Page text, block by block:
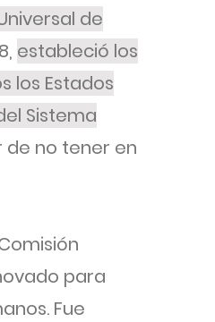
de
estableció los
los Estados
Sistema
de no tener en
para
Fue